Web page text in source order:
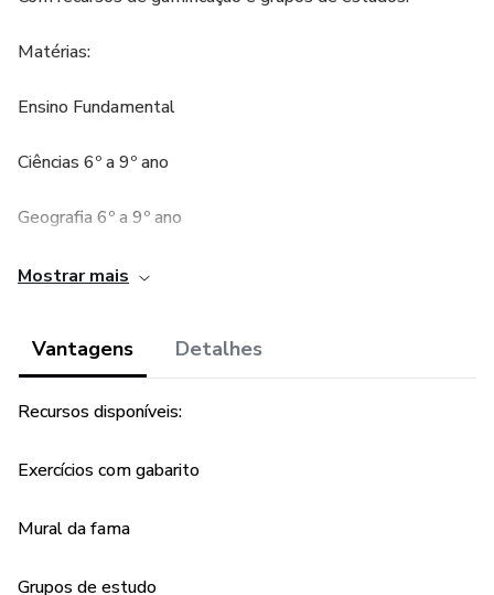
Matérias:
Ensino Fundamental
Ciências 6º a 9º ano
Geografia 6º a 9º ano
História 6º a 9º ano
Língua Portuguesa 6º a 9º ano
Mostrar mais
Vantagens Detalhes
Recursos disponíveis:
Exercícios com gabarito
Mural da fama
Grupos de estudo